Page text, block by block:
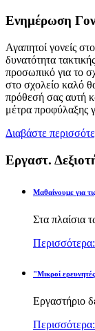
Ενημέρωση
Αγαπητοί γονείς
δυνατότητα
προσωπικό για το
στο σχολείο καλό
πρόθεσή σας αυτή
μέτρα προφύλαξης
Διαβάστε
Εργαστ.
Μαθαίνουμε για
Στα πλαίσια
"Μικροί
Εργαστήριο